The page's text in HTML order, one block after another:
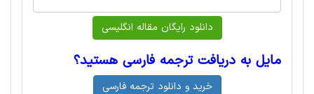
مایل به دریافت ترجمه فارسی هستید؟